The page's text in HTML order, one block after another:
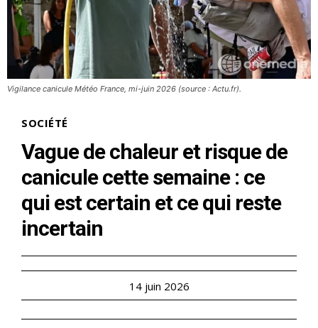
Vigilance canicule Météo France, mi-juin 2026 (source : Actu.fr).
SOCIÉTÉ
Vague de chaleur et risque de
canicule cette semaine : ce
qui est certain et ce qui reste
incertain
14 juin 2026